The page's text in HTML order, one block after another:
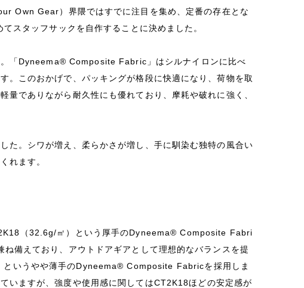
Own Gear）界隈ではすでに注目を集め、定番の存在とな
スタッフサックを自作することに決めました。
「Dyneema® Composite Fabric」はシルナイロンに比べ
。このおかげで、パッキングが格段に快適になり、荷物を取
量でありながら耐久性にも優れており、摩耗や破れに強く、
た。シワが増え、柔らかさが増し、手に馴染む独特の風合い
れます。
（32.6g/㎡）という厚手のDyneema® Composite Fabri
備えており、アウトドアギアとして理想的なバランスを提
いうやや薄手のDyneema® Composite Fabricを採用しま
いますが、強度や使用感に関してはCT2K18ほどの安定感が